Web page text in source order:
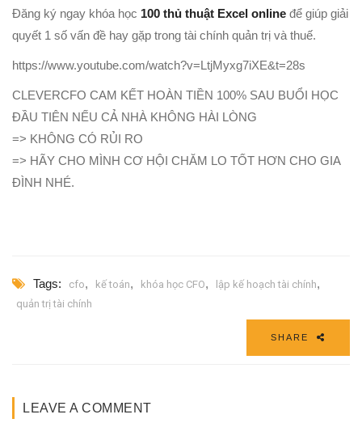
Đăng ký ngay khóa học 100 thủ thuật Excel online để giúp giải
quyết 1 số vấn đề hay gặp trong tài chính quản trị và thuế.
https://www.youtube.com/watch?v=LtjMyxg7iXE&t=28s
CLEVERCFO CAM KẾT HOÀN TIỀN 100% SAU BUỔI HỌC
ĐẦU TIÊN NẾU CẢ NHÀ KHÔNG HÀI LÒNG
=> KHÔNG CÓ RỦI RO
=> HÃY CHO MÌNH CƠ HỘI CHĂM LO TỐT HƠN CHO GIA
ĐÌNH NHÉ.
Tags: cfo, kế toán, khóa học CFO, lập kế hoạch tài chính,
quản trị tài chính
SHARE
LEAVE A COMMENT